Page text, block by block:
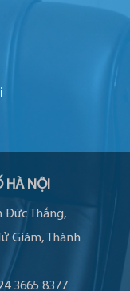
HÀ NỘI
Đức Thắng,
Giám, Thành
3665 8377